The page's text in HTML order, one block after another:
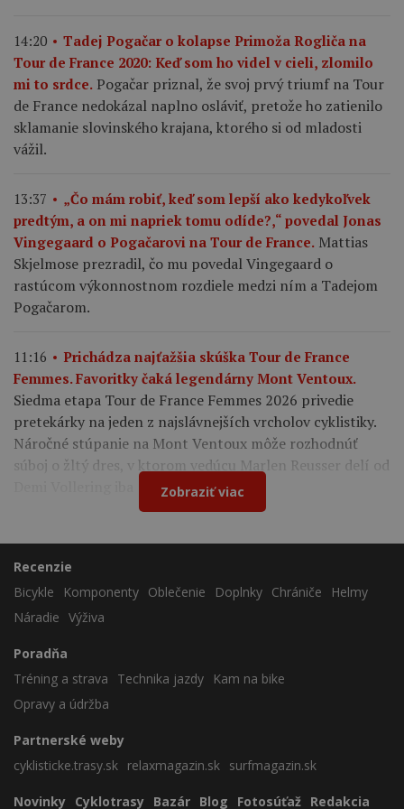
14:20
Tadej Pogačar o kolapse Primoža Rogliča na
Tour de France 2020: Keď som ho videl v cieli, zlomilo
mi to srdce. Pogačar priznal, že svoj prvý triumf na Tour
de France nedokázal naplno osláviť, pretože ho zatienilo
sklamanie slovinského krajana, ktorého si od mladosti
vážil.
13:37
„Čo mám robiť, keď som lepší ako kedykoľvek
predtým, a on mi napriek tomu odíde?,“ povedal Jonas
Vingegaard o Pogačarovi na Tour de France. Mattias
Skjelmose prezradil, čo mu povedal Vingegaard o
rastúcom výkonnostnom rozdiele medzi ním a Tadejom
Pogačarom.
11:16
Prichádza najťažšia skúška Tour de France
Femmes. Favoritky čaká legendárny Mont Ventoux.
Siedma etapa Tour de France Femmes 2026 privedie
pretekárky na jeden z najslávnejších vrcholov cyklistiky.
Náročné stúpanie na Mont Ventoux môže rozhodnúť
súboj o žltý dres, v ktorom vedúcu Marlen Reusser delí od
Demi Vollering iba 12 sekúnd.
Zobraziť viac
Recenzie
Bicykle
Komponenty Oblečenie Doplnky Chrániče
Helmy
Náradie Výživa
Poradňa
Tréning a strava
Technika jazdy
Kam na bike
Opravy a údržba
Partnerské weby
cyklisticke.trasy.sk relaxmagazin.sk surfmagazin.sk
Novinky Cyklotrasy Bazár Blog Fotosúťaž Redakcia